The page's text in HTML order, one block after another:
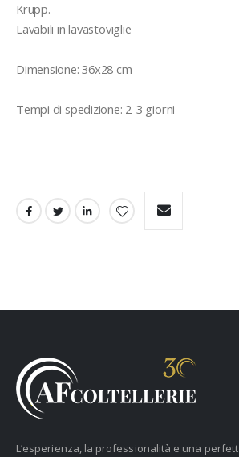
Krupp.
Lavabili in lavastoviglie
Dimensione: 36x28 cm
Tempi di spedizione: 2-3 giorni
L’esperienza, la professionalità e una